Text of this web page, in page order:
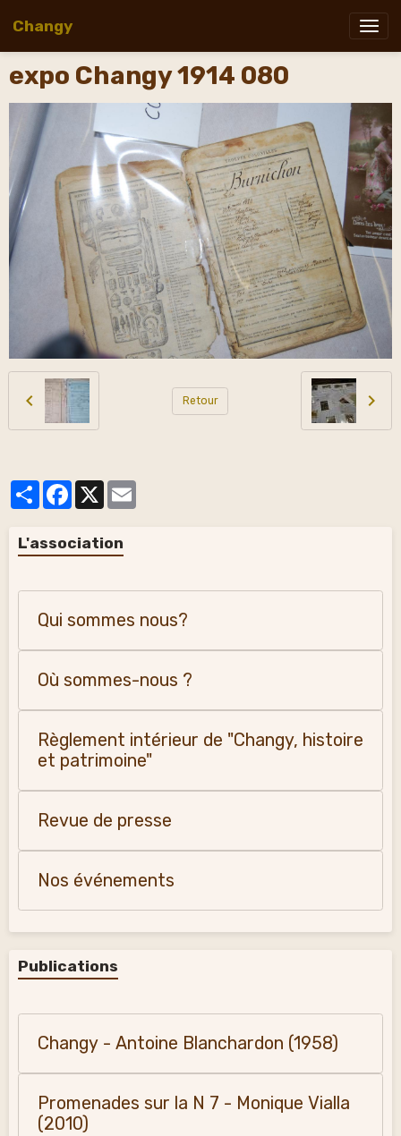
Changy
expo Changy 1914 080
Retour
PartagerFacebook
L'association
Qui sommes nous?
Où sommes-nous ?
Règlement intérieur de "Changy, histoire
et patrimoine"
Revue de presse
Nos événements
Publications
Changy - Antoine Blanchardon (1958)
Promenades sur la N 7 - Monique Vialla
(2010)